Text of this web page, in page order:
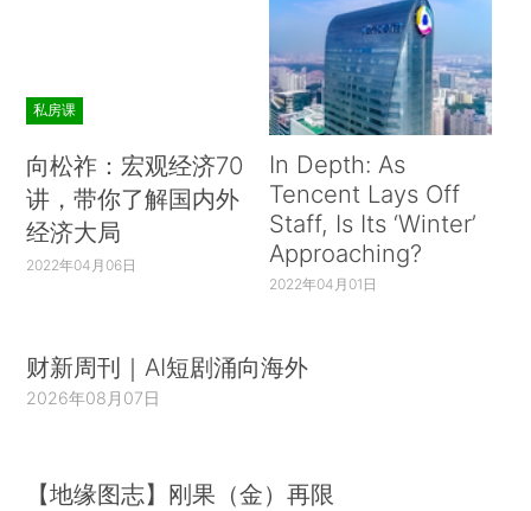
私房课
向松祚：宏观经济70
讲，带你了解国内外
经济大局
2022年04月06日
In Depth: As
Tencent Lays Off
Staff, Is Its ‘Winter’
Approaching?
2022年04月01日
财新周刊｜AI短剧涌向海外
2026年08月07日
【地缘图志】刚果（金）再限